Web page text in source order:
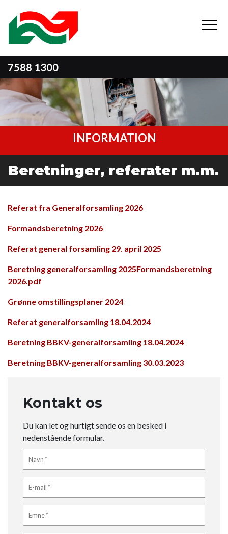
main
content
7588 1300
INFORMATION
Beretninger, referater m.m.
Referat fra Generalforsamling 2026
Formandsberetning 2026
Referat general forsamling 29. april 2025
Beretning generalforsamling 2025Formandsberetning
2026.pdf
Grønne omstillingsplaner 2024
Referat generalforsamling 18.04.2024
Beretning BBKV-generalforsamling 18.04.2024
Beretning BBKV-generalforsamling 30.03.2023
Kontakt os
Du kan let og hurtigt sende os en besked i
nedenstående formular.